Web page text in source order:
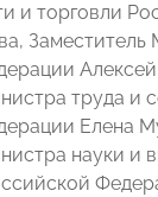
и торговли
труда и
Елена
науки и